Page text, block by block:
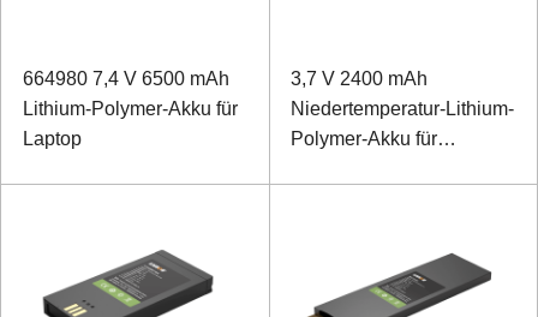
664980 7,4 V 6500 mAh
Lithium-Polymer-Akku für
Laptop
3,7 V 2400 mAh
Niedertemperatur-Lithium-
Polymer-Akku für